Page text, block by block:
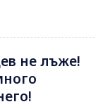
не лъже!